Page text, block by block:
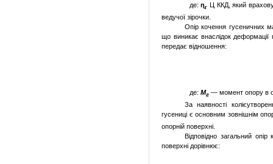
де:ɳг Ц ККД, який
ведучої зірочки.
Опір кочення гусеничних
що виникає внаслідок деформації
передає відношення:
де: Мг — момент опору в
За наявності
гусениці є основним зовнішнім
опорній поверхні.
Відповідно загальний
поверхні дорівнює: